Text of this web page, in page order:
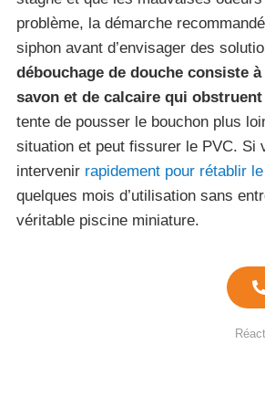
problème, la démarche
siphon avant d’envisager des
débouchage de douche consiste
savon et de calcaire qui
tente de pousser le bouchon plus
situation et peut fissurer le PVC. Si
intervenir rapidement pour rétablir
quelques mois d’utilisation sans
véritable piscine miniature.